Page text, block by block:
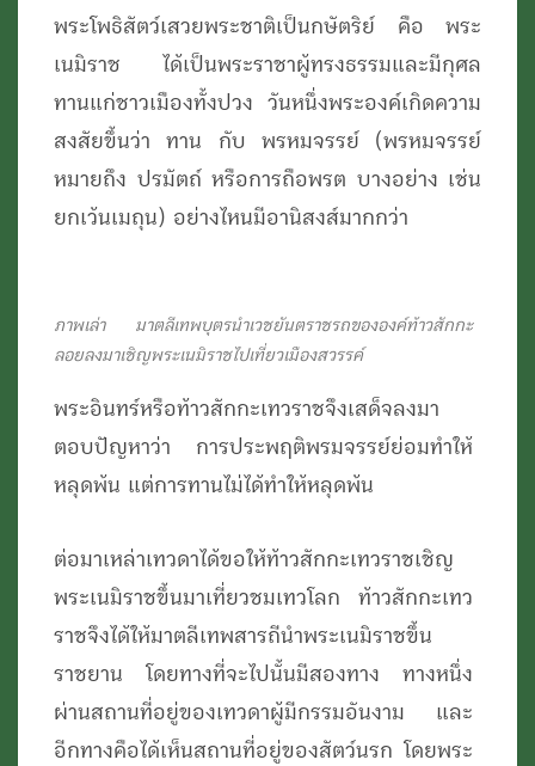
พระโพธิสัตว์เสวยพระชาติเป็นกษัตริย์ คือ พระ
เนมิราช ได้เป็นพระราชาผู้ทรงธรรมและมีกุศล
ทานแก่ชาวเมืองทั้งปวง วันหนึ่งพระองค์เกิดความ
สงสัยขึ้นว่า ทาน กับ พรหมจรรย์ (พรหมจรรย์
หมายถึง ปรมัตถ์ หรือการถือพรต บางอย่าง เช่น
ยกเว้นเมถุน) อย่างไหนมีอานิสงส์มากกว่า
ภาพเล่า มาตลีเทพบุตรนำเวชยันตราชรถขององค์ท้าวสักกะ
ลอยลงมาเชิญพระเนมิราชไปเที่ยวเมืองสวรรค์
พระอินทร์หรือท้าวสักกะเทวราชจึงเสด็จลงมา
ตอบปัญหาว่า การประพฤติพรมจรรย์ย่อมทำให้
หลุดพ้น แต่การทานไม่ได้ทำให้หลุดพ้น
ต่อมาเหล่าเทวดาได้ขอให้ท้าวสักกะเทวราชเชิญ
พระเนมิราชขึ้นมาเที่ยวชมเทวโลก ท้าวสักกะเทว
ราชจึงได้ให้มาตลีเทพสารถีนำพระเนมิราชขึ้น
ราชยาน โดยทางที่จะไปนั้นมีสองทาง ทางหนึ่ง
ผ่านสถานที่อยู่ของเทวดาผู้มีกรรมอันงาม และ
อีกทางคือได้เห็นสถานที่อยู่ของสัตว์นรก โดยพระ